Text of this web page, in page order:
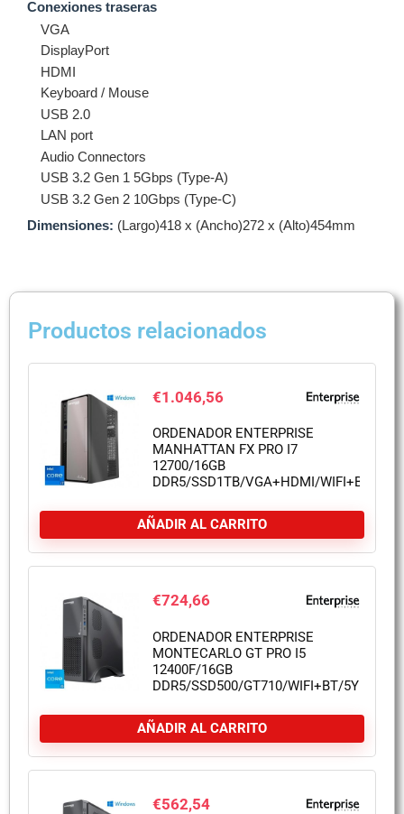
Conexiones traseras
VGA
DisplayPort
HDMI
Keyboard / Mouse
USB 2.0
LAN port
Audio Connectors
USB 3.2 Gen 1 5Gbps (Type-A)
USB 3.2 Gen 2 10Gbps (Type-C)
Dimensiones: (Largo)418 x (Ancho)272 x (Alto)454mm
Productos relacionados
€1.046,56
ORDENADOR ENTERPRISE
MANHATTAN FX PRO I7
12700/16GB
DDR5/SSD1TB/VGA+HDMI/WIFI+BT/5Y/
AÑADIR AL CARRITO
€724,66
ORDENADOR ENTERPRISE
MONTECARLO GT PRO I5
12400F/16GB
DDR5/SSD500/GT710/WIFI+BT/5Y
AÑADIR AL CARRITO
€562,54